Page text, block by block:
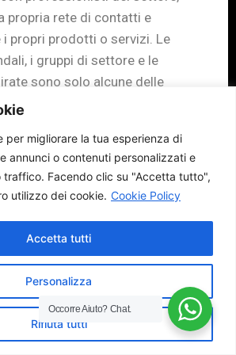
per migliorare la tua esperienza di
annunci o contenuti personalizzati e
traffico. Facendo clic su "Accetta tutto",
utilizzo dei cookie. Cookie Policy
Personalizza
Rifiuta tutti
Accetta tutti
propria rete di contatti e
i propri prodotti o servizi. Le
i gruppi di settore e le
sono solo alcune delle
LinkedIn mette a
Marketing B2B: Sebbene
spesso associato al
offre comunque diverse
le aziende B2B. Con oltre
utenti attivi mensilmente,
alle aziende di creare
online, condividere contenuti
proprio settore, promuovere i
o servizi e creare
Occorre Aiuto?Chat.